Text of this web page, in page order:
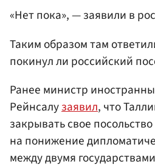
«Нет пока», — заявили в
Таким образом там
покинул ли российский
Ранее министр
Рейнсалузаявил, что
закрывать свое
на понижение
между двумя